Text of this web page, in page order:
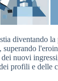
diventando la
superando
nuovi
profili e delle